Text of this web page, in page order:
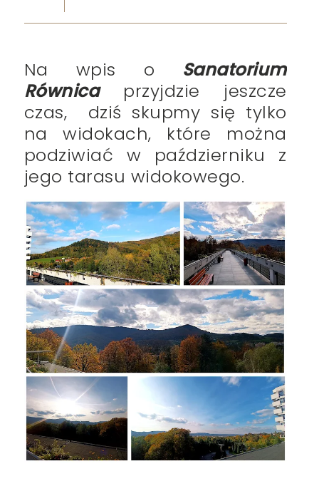
Na wpis o Sanatorium
Równicaprzyjdzie jeszcze
czas, dziś skupmy się tylko
na widokach, które można
podziwiać w październiku z
jego tarasu widokowego.